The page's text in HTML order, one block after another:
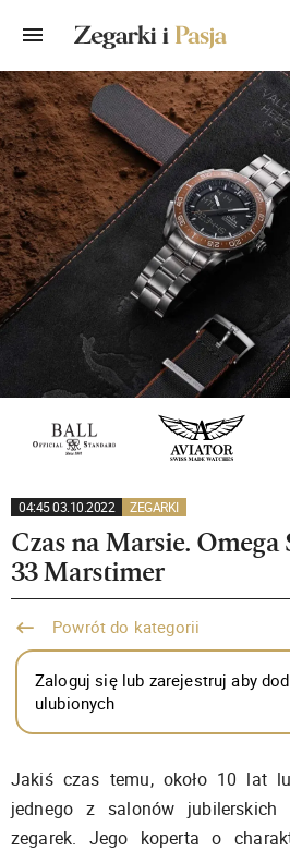
04:45 03.10.2022 ZEGARKI
Czas na Marsie. Omega
33 Marstimer
Powrót do kategorii
Zaloguj się lub zarejestruj aby
ulubionych
Jakiś czas temu, około 10 lat
jednego z salonów jubilerskich
zegarek. Jego koperta o